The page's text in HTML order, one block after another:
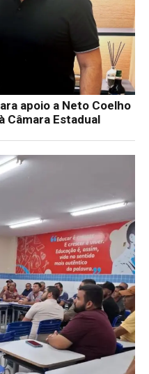
apoio a Neto Coelho
Câmara Estadual